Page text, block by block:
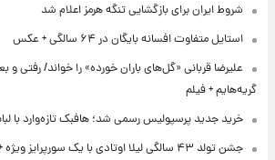
شروط ایران برای بازگشایی تنگه هرمز اعلام شد
استایل متفاوت افسانه بایگان در ۶۴ سالگی + عکس
علیرضا قربانی «گل‌های باران خورده» را خواند/ رفتی و
گریه‌هایم + فیلم
خرید جدید پرسپولیس رسمی شد؛ هافبک تازه‌وارد
جشن تولد ۴۳ سالگی لیلا اوتادی با یک سورپرایز ویژه + فیلم